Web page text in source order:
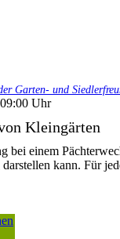
Garten- und
Uhr
Kleingärten
bei einem
kann. Für